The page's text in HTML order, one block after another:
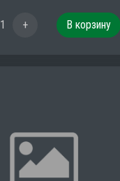
1 + В корзину